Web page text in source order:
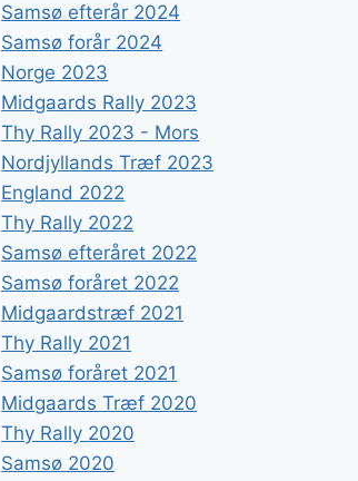
Samsø efterår 2024
Samsø forår 2024
Norge 2023
Midgaards Rally 2023
Thy Rally 2023 - Mors
Nordjyllands Træf 2023
England 2022
Thy Rally 2022
Samsø efteråret 2022
Samsø foråret 2022
Midgaardstræf 2021
Thy Rally 2021
Samsø foråret 2021
Midgaards Træf 2020
Thy Rally 2020
Samsø 2020